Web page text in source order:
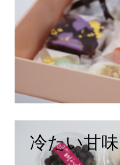
冷たい甘味